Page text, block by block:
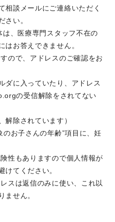
相談メールにご連絡いただく
さい。
は、医療専門スタッフ不在の
はお答えできません。
ので、アドレスのご確認をお
ダに入っていたり、アドレス
の受信解除をされてない
解除されています）
のお子さんの年齢”項目に、妊
性もありますので個人情報が
けてください。
スは返信のみに使い、これ以
ません。